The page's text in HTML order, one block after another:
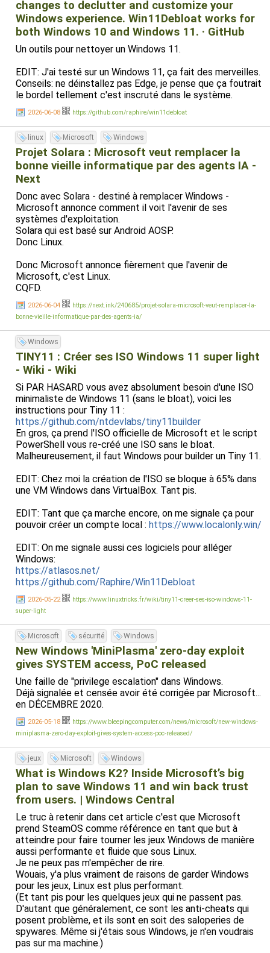
changes to declutter and customize your
Windows experience. Win11Debloat works for
both Windows 10 and Windows 11. · GitHub
Un outils pour nettoyer un Windows 11.
EDIT: J'ai testé sur un Windows 11, ça fait des merveilles.
Conseils: ne déinstallez pas Edge, je pense que ça foutrait
le bordel tellement c'est inscruté dans le système.
2026-06-08 https://github.com/raphire/win11debloat
linux Microsoft Windows
Projet Solara : Microsoft veut remplacer la
bonne vieille informatique par des agents IA -
Next
Donc avec Solara - destiné à remplacer Windows -
Microsoft annonce comment il voit l'avenir de ses
systèmes d'exploitation.
Solara qui est basé sur Android AOSP.
Donc Linux.
Donc Microsoft annonce fièrement que l'avenir de
Microsoft, c'est Linux.
CQFD.
2026-06-04
https://next.ink/240685/projet-solara-microsoft-veut-remplacer-la-
bonne-vieille-informatique-par-des-agents-ia/
Windows
TINY11 : Créer ses ISO Windows 11 super light
- Wiki - Wiki
Si PAR HASARD vous avez absolument besoin d'une ISO
minimaliste de Windows 11 (sans le bloat), voici les
instructions pour Tiny 11 :
https://github.com/ntdevlabs/tiny11builder
En gros, ça prend l'ISO officielle de Microsoft et le script
PowerShell vous re-créé une ISO sans le bloat.
Malheureusement, il faut Windows pour builder un Tiny 11.
EDIT: Chez moi la création de l'ISO se bloque à 65% dans
une VM Windows dans VirtualBox. Tant pis.
EDIT: Tant que ça marche encore, on me signale ça pour
pouvoir créer un compte local : https://www.localonly.win/
EDIT: On me signale aussi ces logiciels pour alléger
Windows:
https://atlasos.net/
https://github.com/Raphire/Win11Debloat
2026-05-22
https://www.linuxtricks.fr/wiki/tiny11-creer-ses-iso-windows-11-
super-light
Microsoft sécurité Windows
New Windows 'MiniPlasma' zero-day exploit
gives SYSTEM access, PoC released
Une faille de "privilege escalation" dans Windows.
Déjà signalée et censée avoir été corrigée par Microsoft...
en DÉCEMBRE 2020.
2026-05-18
https://www.bleepingcomputer.com/news/microsoft/new-windows-
miniplasma-zero-day-exploit-gives-system-access-poc-released/
jeux Microsoft Windows
What is Windows K2? Inside Microsoft’s big
plan to save Windows 11 and win back trust
from users. | Windows Central
Le truc à retenir dans cet article c'est que Microsoft
prend SteamOS comme référence en tant que but à
atteindre pour faire tourner les jeux Windows de manière
aussi performante et fluide que sous Linux.
Je ne peux pas m'empêcher de rire.
Wouais, y'a plus vraiment de raisons de garder Windows
pour les jeux, Linux est plus performant.
(Et tant pis pour les quelques jeux qui ne passent pas.
D'autant que généralement, ce sont les anti-cheats qui
posent problème, et ils sont en soit des saloperies de
spywares. Même si j'étais sous Windows, je n'en voudrais
pas sur ma machine.)